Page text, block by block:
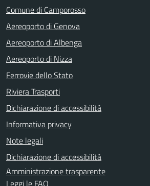
Comune di Camporosso
Aereoporto di Genova
Aereoporto di Albenga
Aereoporto di Nizza
Ferrovie dello Stato
Riviera Trasporti
Dichiarazione di accessibilità
Informativa privacy
Note legali
Dichiarazione di accessibilità
Amministrazione trasparente
Leggi le FAQ